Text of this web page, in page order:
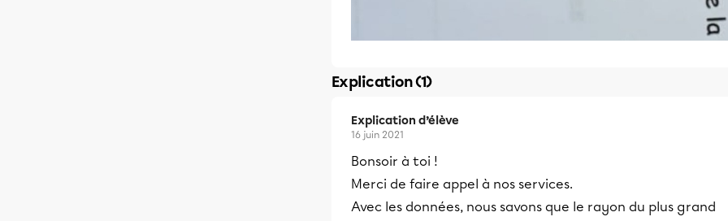
Explication (1)
Explication d’élève
16 juin 2021
Bonsoir à toi !
Merci de faire appel à nos services.
Avec les données, nous savons que le rayon du plus grand